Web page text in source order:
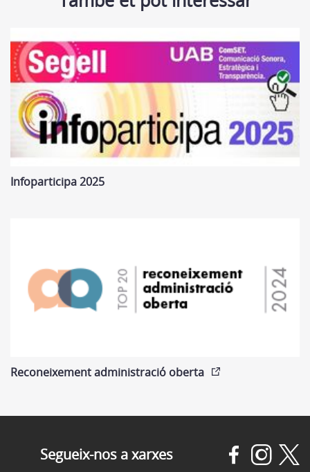
Infoparticipa 2025
Reconeixement administració oberta
Segueix-nos a xarxes